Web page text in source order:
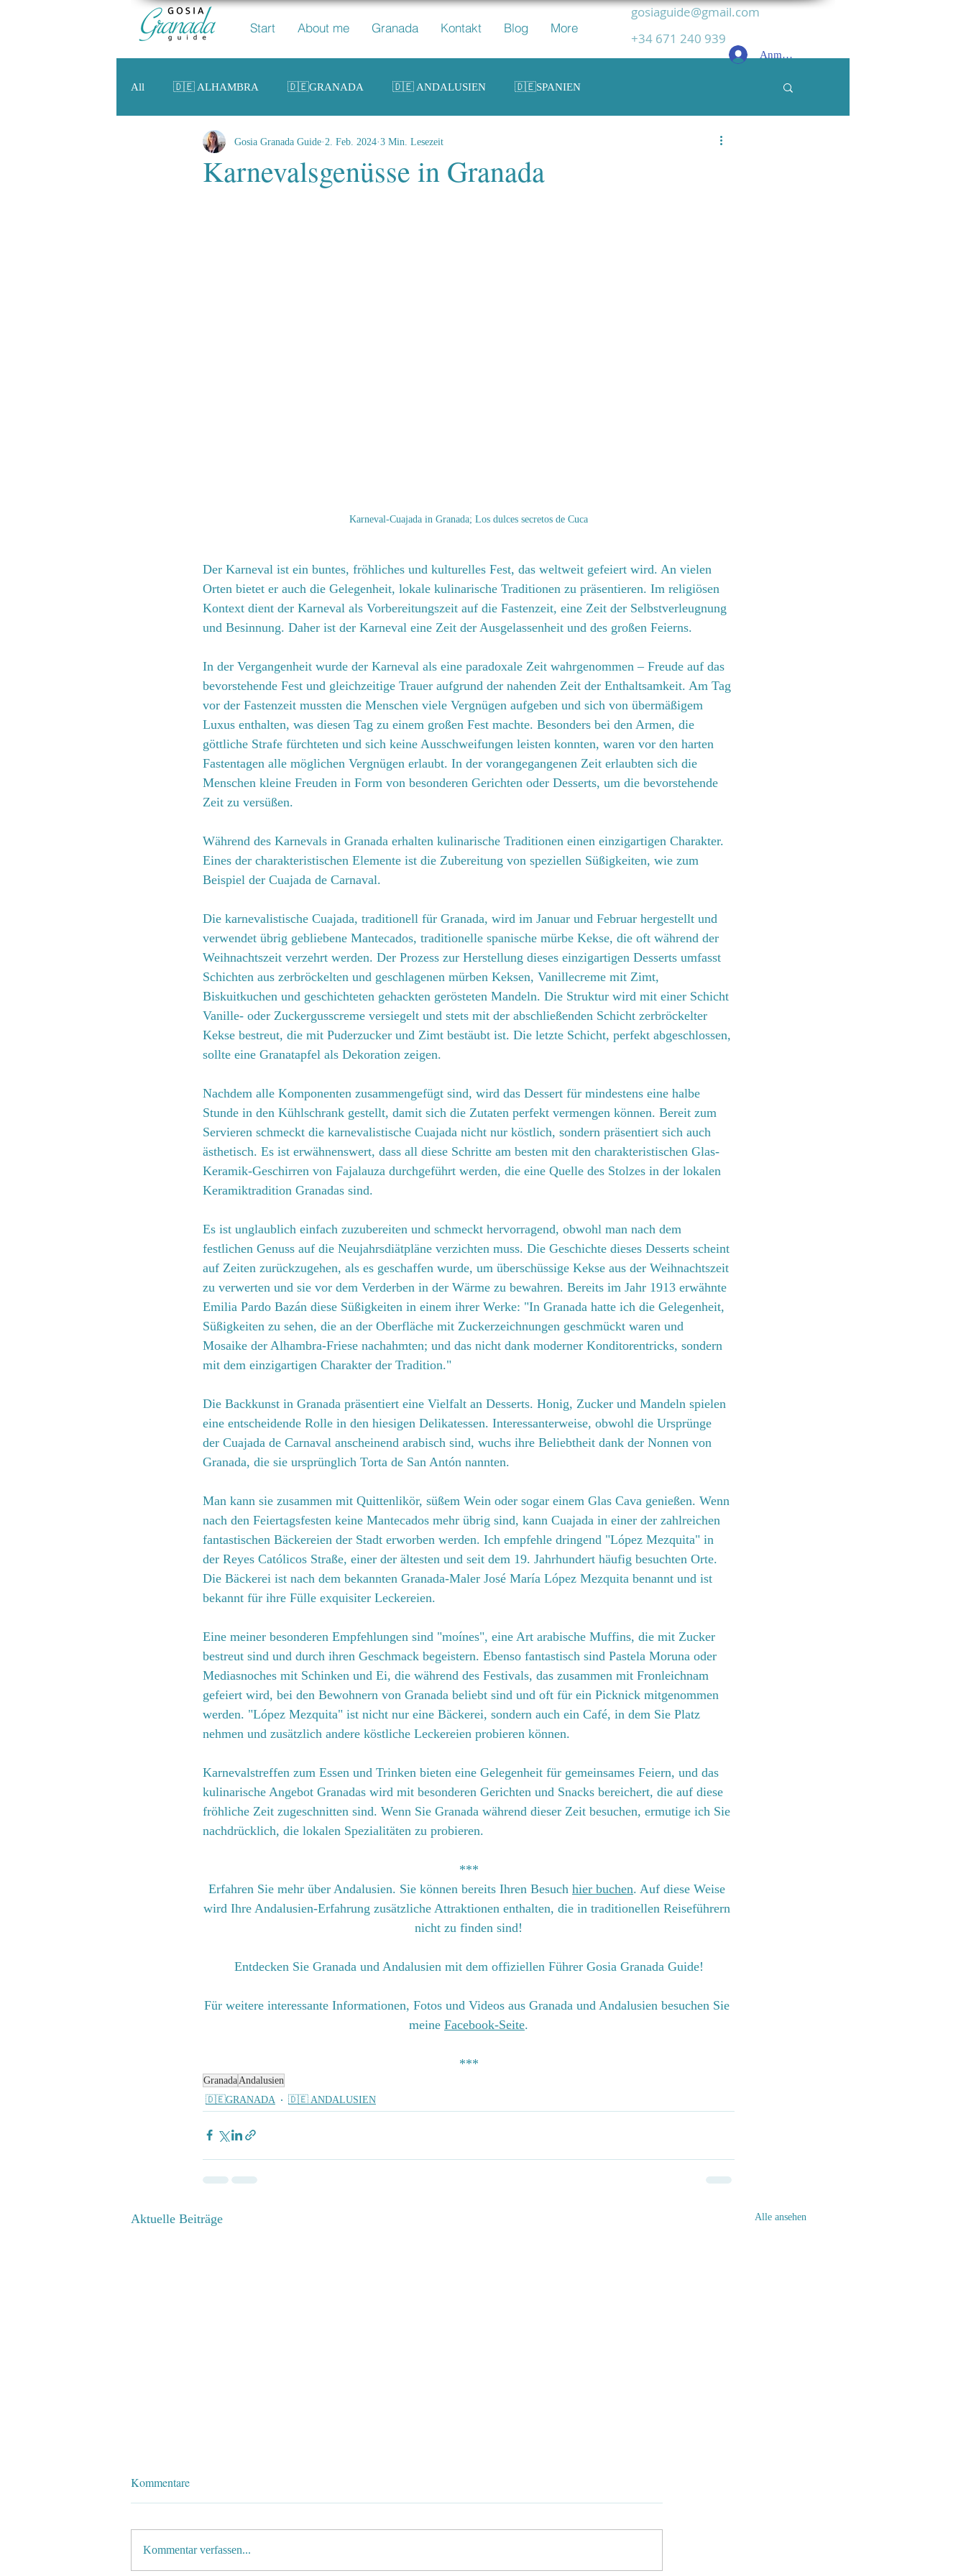
Start About me Granada Kontakt Blog More
gosiaguide@gmail.com
+34 671 240 939
Anmelden
All 🇩🇪 ALHAMBRA 🇩🇪GRANADA 🇩🇪 ANDALUSIEN 🇩🇪SPANIEN
Karnevalsgenüsse in Granada
Gosia Granada Guide 2. Feb. 2024 3 Min. Lesezeit
Karneval-Cuajada in Granada; Los dulces secretos de Cuca
Der Karneval ist ein buntes, fröhliches und kulturelles Fest, das weltweit gefeiert wird. An vielen
Orten bietet er auch die Gelegenheit, lokale kulinarische Traditionen zu präsentieren. Im religiösen
Kontext dient der Karneval als Vorbereitungszeit auf die Fastenzeit, eine Zeit der Selbstverleugnung
und Besinnung. Daher ist der Karneval eine Zeit der Ausgelassenheit und des großen Feierns.
In der Vergangenheit wurde der Karneval als eine paradoxale Zeit wahrgenommen – Freude auf das
bevorstehende Fest und gleichzeitige Trauer aufgrund der nahenden Zeit der Enthaltsamkeit. Am Tag
vor der Fastenzeit mussten die Menschen viele Vergnügen aufgeben und sich von übermäßigem
Luxus enthalten, was diesen Tag zu einem großen Fest machte. Besonders bei den Armen, die
göttliche Strafe fürchteten und sich keine Ausschweifungen leisten konnten, waren vor den harten
Fastentagen alle möglichen Vergnügen erlaubt. In der vorangegangenen Zeit erlaubten sich die
Menschen kleine Freuden in Form von besonderen Gerichten oder Desserts, um die bevorstehende
Zeit zu versüßen.
Während des Karnevals in Granada erhalten kulinarische Traditionen einen einzigartigen Charakter.
Eines der charakteristischen Elemente ist die Zubereitung von speziellen Süßigkeiten, wie zum
Beispiel der Cuajada de Carnaval.
Die karnevalistische Cuajada, traditionell für Granada, wird im Januar und Februar hergestellt und
verwendet übrig gebliebene Mantecados, traditionelle spanische mürbe Kekse, die oft während der
Weihnachtszeit verzehrt werden. Der Prozess zur Herstellung dieses einzigartigen Desserts umfasst
Schichten aus zerbröckelten und geschlagenen mürben Keksen, Vanillecreme mit Zimt,
Biskuitkuchen und geschichteten gehackten gerösteten Mandeln. Die Struktur wird mit einer Schicht
Vanille- oder Zuckergusscreme versiegelt und stets mit der abschließenden Schicht zerbröckelter
Kekse bestreut, die mit Puderzucker und Zimt bestäubt ist. Die letzte Schicht, perfekt abgeschlossen,
sollte eine Granatapfel als Dekoration zeigen.
Nachdem alle Komponenten zusammengefügt sind, wird das Dessert für mindestens eine halbe
Stunde in den Kühlschrank gestellt, damit sich die Zutaten perfekt vermengen können. Bereit zum
Servieren schmeckt die karnevalistische Cuajada nicht nur köstlich, sondern präsentiert sich auch
ästhetisch. Es ist erwähnenswert, dass all diese Schritte am besten mit den charakteristischen Glas-
Keramik-Geschirren von Fajalauza durchgeführt werden, die eine Quelle des Stolzes in der lokalen
Keramiktradition Granadas sind.
Es ist unglaublich einfach zuzubereiten und schmeckt hervorragend, obwohl man nach dem
festlichen Genuss auf die Neujahrsdiätpläne verzichten muss. Die Geschichte dieses Desserts scheint
auf Zeiten zurückzugehen, als es geschaffen wurde, um überschüssige Kekse aus der Weihnachtszeit
zu verwerten und sie vor dem Verderben in der Wärme zu bewahren. Bereits im Jahr 1913 erwähnte
Emilia Pardo Bazán diese Süßigkeiten in einem ihrer Werke: "In Granada hatte ich die Gelegenheit,
Süßigkeiten zu sehen, die an der Oberfläche mit Zuckerzeichnungen geschmückt waren und
Mosaike der Alhambra-Friese nachahmten; und das nicht dank moderner Konditorentricks, sondern
mit dem einzigartigen Charakter der Tradition."
Die Backkunst in Granada präsentiert eine Vielfalt an Desserts. Honig, Zucker und Mandeln spielen
eine entscheidende Rolle in den hiesigen Delikatessen. Interessanterweise, obwohl die Ursprünge
der Cuajada de Carnaval anscheinend arabisch sind, wuchs ihre Beliebtheit dank der Nonnen von
Granada, die sie ursprünglich Torta de San Antón nannten.
Man kann sie zusammen mit Quittenlikör, süßem Wein oder sogar einem Glas Cava genießen. Wenn
nach den Feiertagsfesten keine Mantecados mehr übrig sind, kann Cuajada in einer der zahlreichen
fantastischen Bäckereien der Stadt erworben werden. Ich empfehle dringend "López Mezquita" in
der Reyes Católicos Straße, einer der ältesten und seit dem 19. Jahrhundert häufig besuchten Orte.
Die Bäckerei ist nach dem bekannten Granada-Maler José María López Mezquita benannt und ist
bekannt für ihre Fülle exquisiter Leckereien.
Eine meiner besonderen Empfehlungen sind "moínes", eine Art arabische Muffins, die mit Zucker
bestreut sind und durch ihren Geschmack begeistern. Ebenso fantastisch sind Pastela Moruna oder
Mediasnoches mit Schinken und Ei, die während des Festivals, das zusammen mit Fronleichnam
gefeiert wird, bei den Bewohnern von Granada beliebt sind und oft für ein Picknick mitgenommen
werden. "López Mezquita" ist nicht nur eine Bäckerei, sondern auch ein Café, in dem Sie Platz
nehmen und zusätzlich andere köstliche Leckereien probieren können.
Karnevalstreffen zum Essen und Trinken bieten eine Gelegenheit für gemeinsames Feiern, und das
kulinarische Angebot Granadas wird mit besonderen Gerichten und Snacks bereichert, die auf diese
fröhliche Zeit zugeschnitten sind. Wenn Sie Granada während dieser Zeit besuchen, ermutige ich Sie
nachdrücklich, die lokalen Spezialitäten zu probieren.
***
Erfahren Sie mehr über Andalusien. Sie können bereits Ihren Besuch hier buchen. Auf diese Weise
wird Ihre Andalusien-Erfahrung zusätzliche Attraktionen enthalten, die in traditionellen Reiseführern
nicht zu finden sind!
Entdecken Sie Granada und Andalusien mit dem offiziellen Führer Gosia Granada Guide!
Für weitere interessante Informationen, Fotos und Videos aus Granada und Andalusien besuchen Sie
meine Facebook-Seite.
***
Granada Andalusien
🇩🇪GRANADA
🇩🇪 ANDALUSIEN
Aktuelle Beiträge Alle ansehen
Kommentare
Kommentar verfassen...